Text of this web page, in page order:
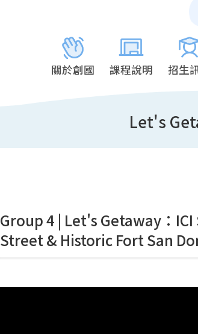
關於創國 課程說明 招生
Let's
Group 4 | Let's Getaway：
Street & Historic Fort San